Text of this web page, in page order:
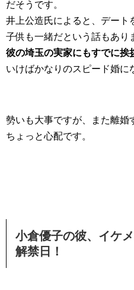
だそうです。
井上公造氏によると、デート
子供も一緒だという話もあり
彼の埼玉の実家にもすでに挨
いけばかなりのスピード婚に
勢いも大事ですが、また離婚
ちょっと心配です。
小倉優子の彼、イケ
解禁日！